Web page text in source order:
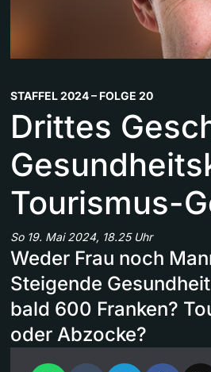
STAFFEL 2024 – FOLGE 20
Drittes
Tourismus-
So 19. Mai 2024, 18.25 Uhr
Weder Frau noch
Steigende
bald 600 Franken?
oder Abzocke?